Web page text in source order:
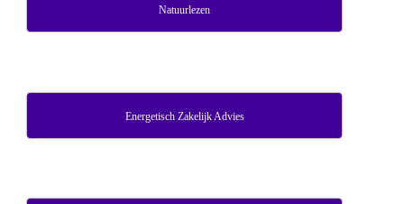
Natuurlezen
Energetisch Zakelijk Advies